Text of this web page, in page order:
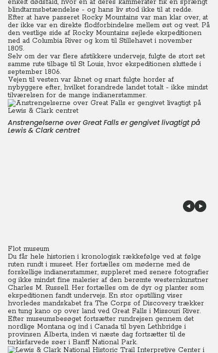
enkelt dødsfald, hvor en af deres kammerater fik en sprængt
blindtarmsbetændelse - og hans liv stod ikke til at redde.
Efter at have passeret Rocky Mountains var man klar over, at
der ikke var en direkte flodforbindelse mellem øst og vest. På
den vestlige side af Rocky Mountains sejlede ekspeditionen
ned ad Columbia River og kom til Stillehavet i november
1805.
Selv om der var flere afstikkere undervejs, fulgte de stort set
samme rute tilbage til St Louis, hvor ekspeditionen sluttede i
september 1806.
Vejen til vesten var åbnet og snart fulgte horder af
nybyggere efter, hvilket forandrede landet totalt - ikke mindst
tilværelsen for de mange indianerstammer.
Anstrengelserne over Great Falls er gengivet livagtigt på
Lewis & Clark centret
Flot museum
Du får hele historien i kronologisk rækkefølge ved at følge
ruten rundt i museet. Her fortælles om møderne med de
forskellige indianerstammer, suppleret med senere fotografier
og ikke mindst fine malerier af den berømte westernkunstner
Charles M. Russell. Her fortælles om de dyr og planter som
ekspeditionen fandt undervejs. En stor opstilling viser
hvorledes mandskabet fra The Corps of Discovery trækker
en tung kano op over land ved Great Falls i Missouri River.
Efter museumsbesøget fortsætter rundrejsen gennem det
nordlige Montana og ind i Canada til byen Lethbridge i
provinsen Alberta, inden vi næste dag fortsætter til de
turkisfarvede søer i Banff National Park.